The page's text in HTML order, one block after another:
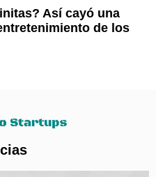
Así cayó una
de los